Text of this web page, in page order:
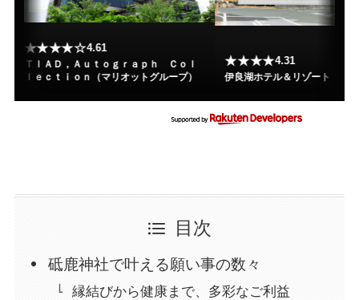
★★★★☆4.61
ＴＩＡＤ，Ａｕｔｏｇｒａｐｈ Ｃｏｌ
ｌｅｃｔｉｏｎ（マリオットグループ）
★★★★4.31
伊良湖ホテル＆リゾート
目次
砥鹿神社で叶える願い事の数々
縁結びから健康まで、多彩なご利益